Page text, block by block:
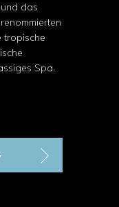
das
tropische
Spa.